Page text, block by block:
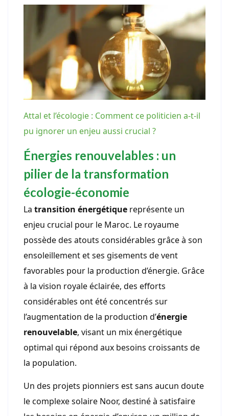
Attal et l’écologie : Comment ce politicien a-t-il
pu ignorer un enjeu aussi crucial ?
Énergies renouvelables : un
pilier de la transformation
écologie-économie
La transition énergétique représente un
enjeu crucial pour le Maroc. Le royaume
possède des atouts considérables grâce à son
ensoleillement et ses gisements de vent
favorables pour la production d’énergie. Grâce
à la vision royale éclairée, des efforts
considérables ont été concentrés sur
l’augmentation de la production d’énergie
renouvelable, visant un mix énergétique
optimal qui répond aux besoins croissants de
la population.
Un des projets pionniers est sans aucun doute
le complexe solaire Noor, destiné à satisfaire